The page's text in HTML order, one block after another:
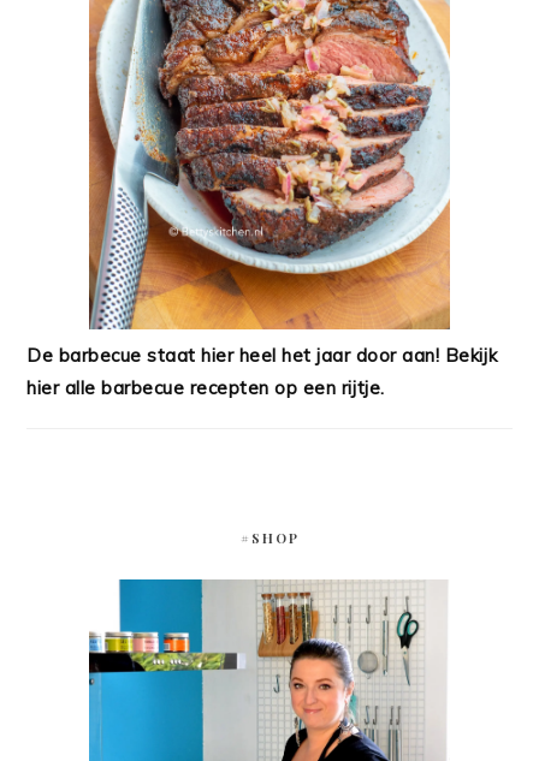
De barbecue staat hier heel het jaar door aan! Bekijk
hier alle barbecue recepten op een rijtje.
#SHOP